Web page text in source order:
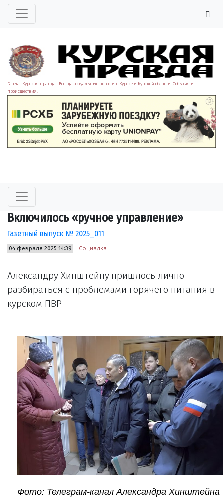
Газета "Курская правда". Всегда актуальные новости в Курске и Курской области. События и
происшествия.
Включилось «ручное управление»
Газетный выпуск № 2025_011
04 февраля 2025 14:39 Социалка
Александру Хинштейну пришлось лично
разбираться с проблемами горячего питания в
курском ПВР
Фото: Телеграм-канал Александра Хинштейна